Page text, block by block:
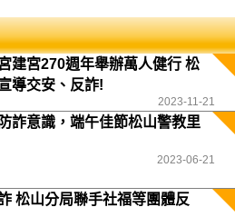
建宮270週年舉辦萬人健行 松
導交安、反詐!
2023-11-21
詐意識，端午佳節松山警教里
2023-06-21
松山分局聯手社福等團體反